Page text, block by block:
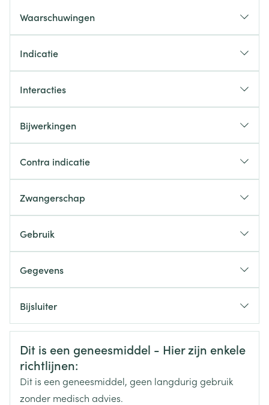
Waarschuwingen
Indicatie
Interacties
Bijwerkingen
Contra indicatie
Zwangerschap
Gebruik
Gegevens
Organisaties Arega Pharma NV, Teva Belgium
Merken
Breedte 50 mm
Bijsluiter
Nederlands
Duits Frans
Veiligheidsinformatie
Dit is een geneesmiddel - Hier zijn enkele
richtlijnen:
Dit is een geneesmiddel, geen langdurig gebruik
zonder medisch advies.